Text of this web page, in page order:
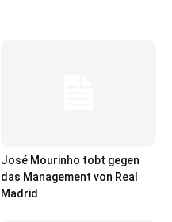
José Mourinho tobt gegen
das Management von Real
Madrid